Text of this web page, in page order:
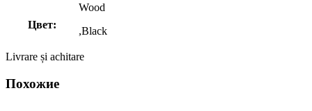
Цвет:
Wood
,Black
Livrare și achitare
Похожие